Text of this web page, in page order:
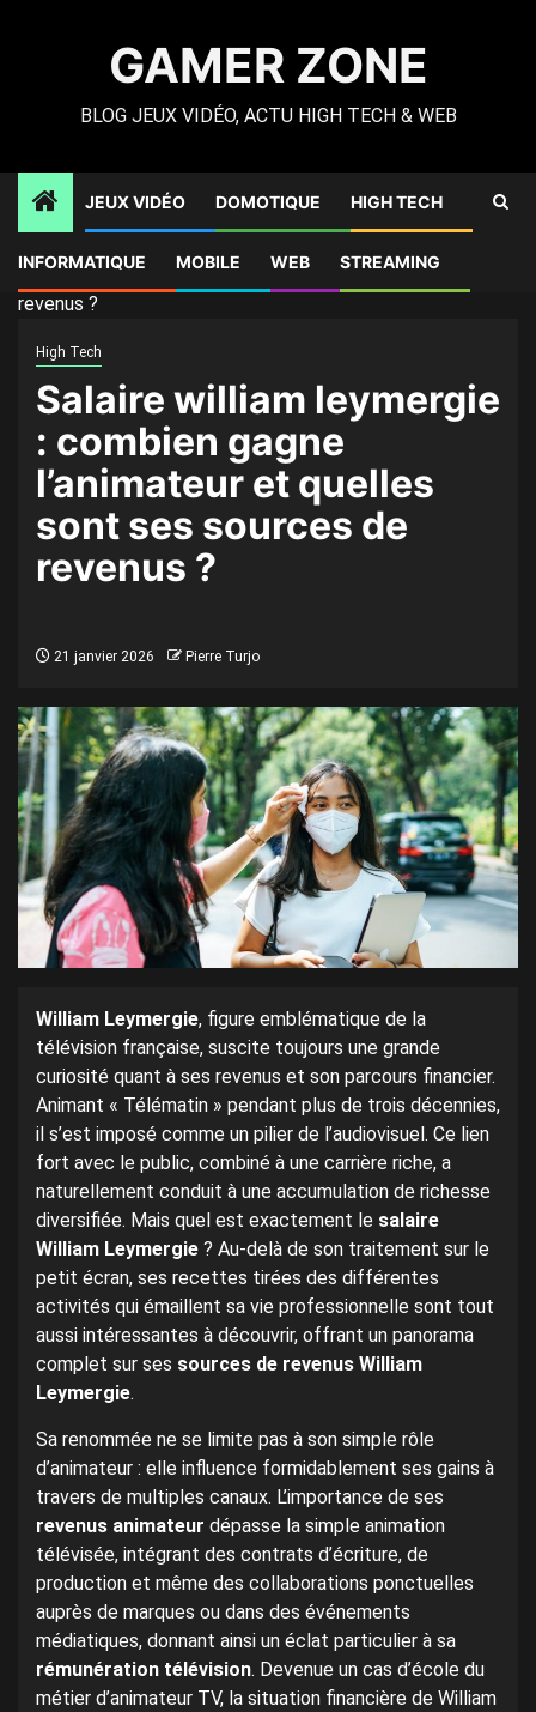
GAMER ZONE
BLOG JEUX VIDÉO, ACTU HIGH TECH & WEB
JEUX VIDÉO DOMOTIQUE HIGH TECH
INFORMATIQUE MOBILE WEB STREAMING
combien gagne l’animateur et quelles sont ses sources de
revenus ?
High Tech
Salaire william leymergie
: combien gagne
l’animateur et quelles
sont ses sources de
revenus ?
21 janvier 2026 Pierre Turjo
William Leymergie, figure emblématique de la
télévision française, suscite toujours une grande
curiosité quant à ses revenus et son parcours financier.
Animant « Télématin » pendant plus de trois décennies,
il s’est imposé comme un pilier de l’audiovisuel. Ce lien
fort avec le public, combiné à une carrière riche, a
naturellement conduit à une accumulation de richesse
diversifiée. Mais quel est exactement le salaire
William Leymergie ? Au-delà de son traitement sur le
petit écran, ses recettes tirées des différentes
activités qui émaillent sa vie professionnelle sont tout
aussi intéressantes à découvrir, offrant un panorama
complet sur ses sources de revenus William
Leymergie.
Sa renommée ne se limite pas à son simple rôle
d’animateur : elle influence formidablement ses gains à
travers de multiples canaux. L’importance de ses
revenus animateur dépasse la simple animation
télévisée, intégrant des contrats d’écriture, de
production et même des collaborations ponctuelles
auprès de marques ou dans des événements
médiatiques, donnant ainsi un éclat particulier à sa
rémunération télévision. Devenue un cas d’école du
métier d’animateur TV, la situation financière de William